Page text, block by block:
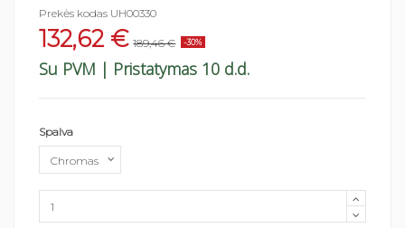
Prekės kodas UH00330
132,62 € 189,46 € -30%
Su PVM | Pristatymas 10 d.d.
Spalva